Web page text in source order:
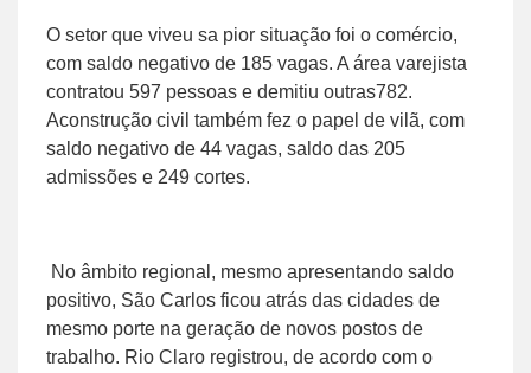
O setor que viveu sa pior situação foi o comércio,
com saldo negativo de 185 vagas. A área varejista
contratou 597 pessoas e demitiu outras782.
Aconstrução civil também fez o papel de vilã, com
saldo negativo de 44 vagas, saldo das 205
admissões e 249 cortes.
No âmbito regional, mesmo apresentando saldo
positivo, São Carlos ficou atrás das cidades de
mesmo porte na geração de novos postos de
trabalho. Rio Claro registrou, de acordo com o